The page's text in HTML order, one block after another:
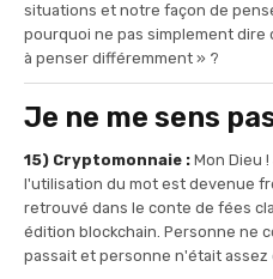
situations et notre façon de
pourquoi ne pas simplement
à penser différemment » ?
Je ne me sens
15) Cryptomonnaie : Mon Dieu
l'utilisation du mot est devenue
retrouvé dans le conte de fées
édition blockchain. Personne ne
passait et personne n'était